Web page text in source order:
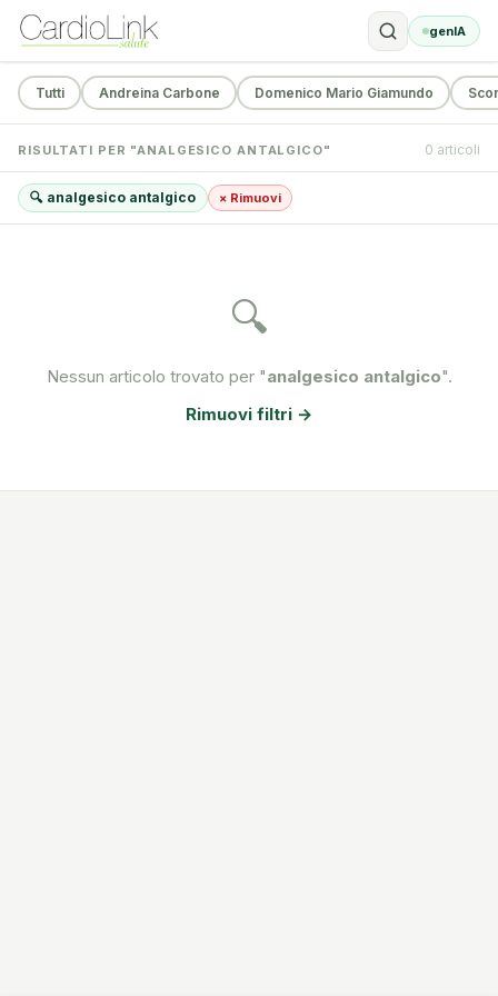
genIA
Tutti Andreina Carbone Domenico Mario Giamundo
RISULTATI PER "ANALGESICO ANTALGICO" 0 articoli
🔍 analgesico antalgico × Rimuovi
🔍
Nessun articolo trovato per "analgesico antalgico".
Rimuovi filtri →